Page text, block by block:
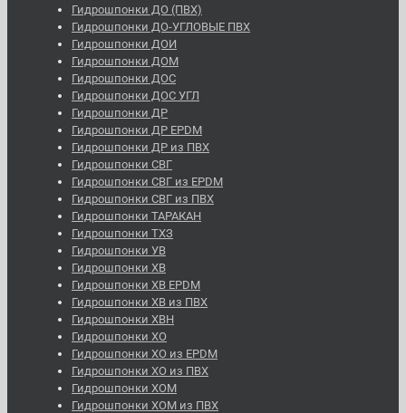
Гидрошпонки ДО (ПВХ)
Гидрошпонки ДО-УГЛОВЫЕ ПВХ
Гидрошпонки ДОИ
Гидрошпонки ДОМ
Гидрошпонки ДОС
Гидрошпонки ДОС УГЛ
Гидрошпонки ДР
Гидрошпонки ДР EPDM
Гидрошпонки ДР из ПВХ
Гидрошпонки СВГ
Гидрошпонки СВГ из EPDM
Гидрошпонки СВГ из ПВХ
Гидрошпонки ТАРАКАН
Гидрошпонки ТХЗ
Гидрошпонки УВ
Гидрошпонки ХВ
Гидрошпонки ХВ EPDM
Гидрошпонки ХВ из ПВХ
Гидрошпонки ХВН
Гидрошпонки ХО
Гидрошпонки ХО из EPDM
Гидрошпонки ХО из ПВХ
Гидрошпонки ХОМ
Гидрошпонки ХОМ из ПВХ